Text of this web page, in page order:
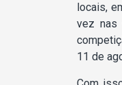
locais,
vez nas
11 de